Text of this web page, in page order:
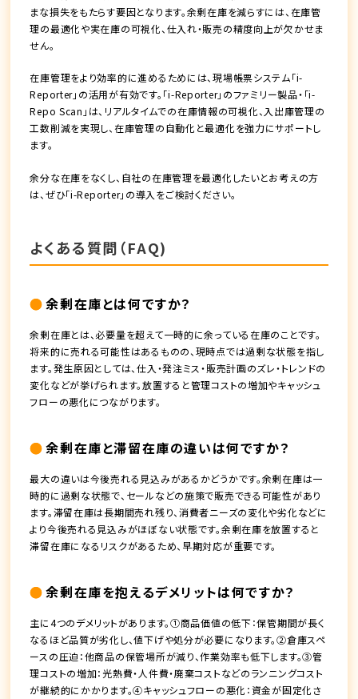
まな損失をもたらす要因となります。余剰在庫を減らすには、在庫管
理の最適化や実在庫の可視化、仕入れ・販売の精度向上が欠かせま
せん。
在庫管理をより効率的に進めるためには、現場帳票システム「i-
Reporter」の活用が有効です。「i-Reporter」のファミリー製品・「i-
Repo Scan」は、リアルタイムでの在庫情報の可視化、入出庫管理の
工数削減を実現し、在庫管理の自動化と最適化を強力にサポートし
ます。
余分な在庫をなくし、自社の在庫管理を最適化したいとお考えの方
は、ぜひ「i-Reporter」の導入をご検討ください。
よくある質問（FAQ)
余剰在庫とは何ですか？
余剰在庫とは、必要量を超えて一時的に余っている在庫のことです。
将来的に売れる可能性はあるものの、現時点では過剰な状態を指し
ます。発生原因としては、仕入・発注ミス・販売計画のズレ・トレンドの
変化などが挙げられます。放置すると管理コストの増加やキャッシュ
フローの悪化につながります。
余剰在庫と滞留在庫の違いは何ですか？
最大の違いは今後売れる見込みがあるかどうかです。余剰在庫は一
時的に過剰な状態で、セールなどの施策で販売できる可能性があり
ます。滞留在庫は長期間売れ残り、消費者ニーズの変化や劣化などに
より今後売れる見込みがほぼない状態です。余剰在庫を放置すると
滞留在庫になるリスクがあるため、早期対応が重要です。
余剰在庫を抱えるデメリットは何ですか？
主に4つのデメリットがあります。①商品価値の低下：保管期間が長く
なるほど品質が劣化し、値下げや処分が必要になります。②倉庫スペ
ースの圧迫：他商品の保管場所が減り、作業効率も低下します。③管
理コストの増加：光熱費・人件費・廃棄コストなどのランニングコスト
が継続的にかかります。④キャッシュフローの悪化：資金が固定化さ